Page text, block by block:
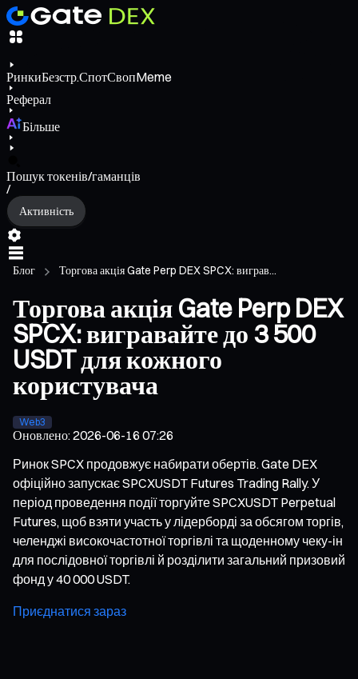
РинкиБезстр.СпотСвопMeme
Реферал
Більше
Пошук токенів/гаманців
/
Активність
Блог Торгова акція Gate Perp DEX SPCX: виграв...
Торгова акція Gate Perp DEX
SPCX: вигравайте до 3 500
USDT для кожного
користувача
Web3
Оновлено:2026-06-16 07:26
Ринок SPCX продовжує набирати обертів. Gate DEX
офіційно запускає SPCXUSDT Futures Trading Rally. У
період проведення події торгуйте SPCXUSDT Perpetual
Futures, щоб взяти участь у лідерборді за обсягом торгів,
челенджі високочастотної торгівлі та щоденному чеку-ін
для послідовної торгівлі й розділити загальний призовий
фонд у 40 000 USDT.
Приєднатися зараз